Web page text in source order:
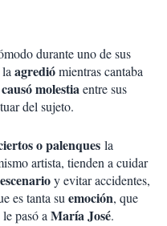
durante uno de sus
agrediómientras cantaba
causó molestiaentre sus
del sujeto.
o palenques la
artista, tienden a cuidar
y evitar accidentes,
es tanta suemoción, que
pasó aMaríaJosé.